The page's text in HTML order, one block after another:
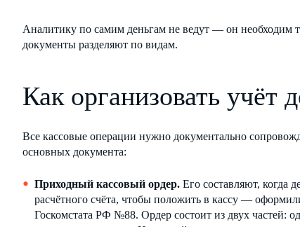
Аналитику по самим деньгам не ведут — он необходим
документы разделяют по видам.
Как организовать учёт
Все кассовые операции нужно документально
основных документа:
Приходный кассовый ордер. Его составляют, когда
расчётного счёта, чтобы положить в кассу —
Госкомстата РФ №88. Ордер состоит из двух частей: